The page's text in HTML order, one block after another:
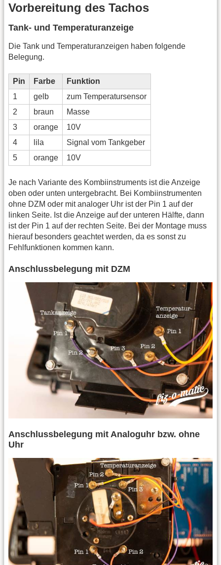
Vorbereitung des Tachos
Tank- und Temperaturanzeige
Die Tank und Temperaturanzeigen haben folgende
Belegung.
Pin Farbe
Funktion
1
gelb
zum Temperatursensor
2
braun
Masse
3
orange
10V
4
lila
Signal vom Tankgeber
5
orange 10V
Je nach Variante des Kombiinstruments ist die Anzeige
oben oder unten untergebracht. Bei Kombiinstrumenten
ohne DZM oder mit analoger Uhr ist der Pin 1 auf der
linken Seite. Ist die Anzeige auf der unteren Hälfte, dann
ist der Pin 1 auf der rechten Seite. Bei der Montage muss
hierauf besonders geachtet werden, da es sonst zu
Fehlfunktionen kommen kann.
Anschlussbelegung mit DZM
Anschlussbelegung mit Analoguhr bzw. ohne
Uhr